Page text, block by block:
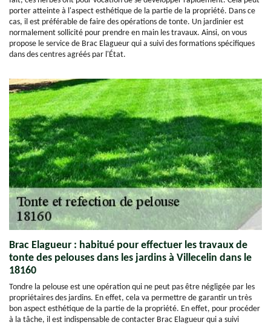
porter atteinte à l'aspect esthétique de la partie de la propriété. Dans ce
cas, il est préférable de faire des opérations de tonte. Un jardinier est
normalement sollicité pour prendre en main les travaux. Ainsi, on vous
propose le service de Brac Elagueur qui a suivi des formations spécifiques
dans des centres agréés par l'État.
Brac Elagueur : habitué pour effectuer les travaux de
tonte des pelouses dans les jardins à Villecelin dans le
18160
Tondre la pelouse est une opération qui ne peut pas être négligée par les
propriétaires des jardins. En effet, cela va permettre de garantir un très
bon aspect esthétique de la partie de la propriété. En effet, pour procéder
à la tâche, il est indispensable de contacter Brac Elagueur qui a suivi